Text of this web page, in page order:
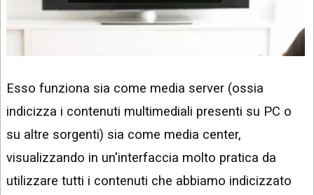
Esso funziona sia come media server (ossia
indicizza i contenuti multimediali presenti su PC o
su altre sorgenti) sia come media center,
visualizzando in un'interfaccia molto pratica da
utilizzare tutti i contenuti che abbiamo indicizzato